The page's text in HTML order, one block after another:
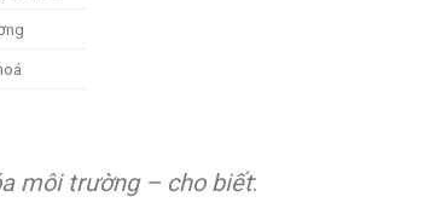
môi trường – cho biết: